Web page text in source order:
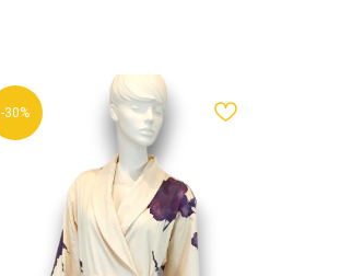
-30%